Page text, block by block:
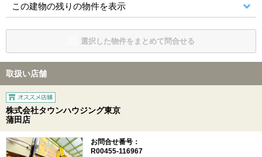
この建物の残りの物件を表示
選択した物件をまとめて問合せる
取扱い店舗
株式会社タウンハウジング東京
蒲田店
お問合せ番号：
R00455-116967